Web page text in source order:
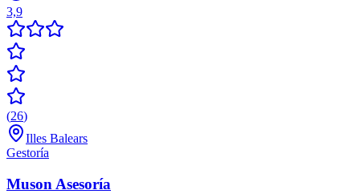
3,9
(26)
Illes Balears
Gestoría
Muson Asesoría